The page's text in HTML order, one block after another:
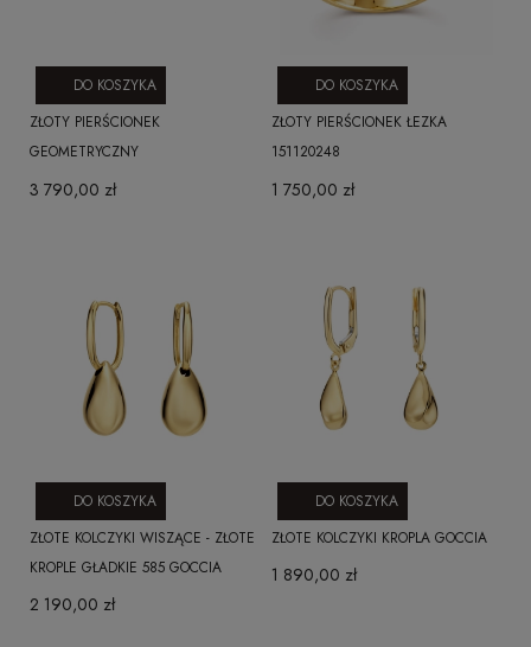
ZŁOTY PIERŚCIONEK
GEOMETRYCZNY
3 790,00 zł
DO KOSZYKA
ZŁOTY PIERŚCIONEK ŁEZKA
151120248
1 750,00 zł
DO KOSZYKA
ZŁOTE KOLCZYKI WISZĄCE - ZŁOTE
KROPLE GŁADKIE 585 GOCCIA
2 190,00 zł
DO KOSZYKA
ZŁOTE KOLCZYKI KROPLA GOCCIA
1 890,00 zł
DO KOSZYKA